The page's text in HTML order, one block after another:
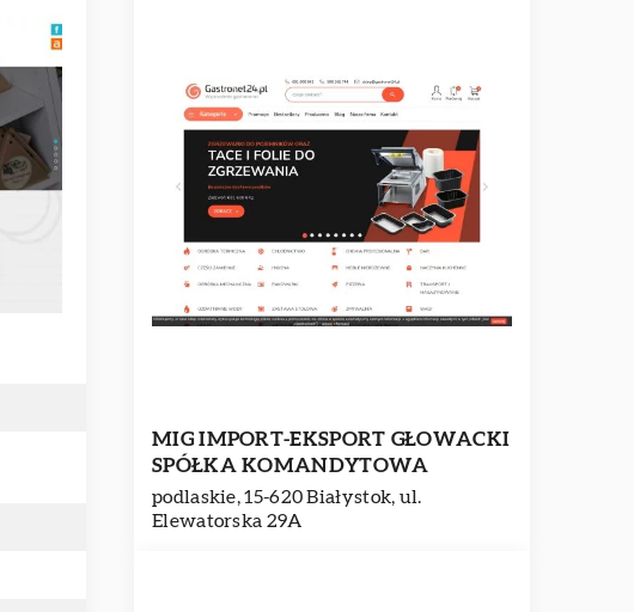
MIG IMPORT-EKSPORT GŁOWACKI
SPÓŁKA KOMANDYTOWA
podlaskie, 15-620 Białystok, ul.
Elewatorska 29A